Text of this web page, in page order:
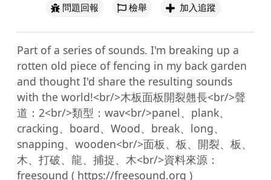
問題回報
檢舉 加入追蹤
Part of a series of sounds. I'm breaking up a
rotten old piece of fencing in my back garden
and thought I'd share the resulting sounds
with the world!<br/>木板面板開裂翹長<br/>聲
道：2<br/>類型：wav<br/>panel、plank、
cracking、board、Wood、break、long、
snapping、wooden<br/>面板、板、開裂、板、
木、打破、龍、捕捉、木<br/>資料來源：